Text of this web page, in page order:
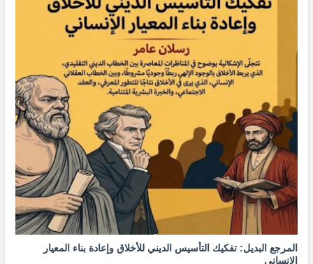
المرجع البديل: تفكيك التأسيس الديني للأخلاق وإعادة بناء المعيار
الإنساني